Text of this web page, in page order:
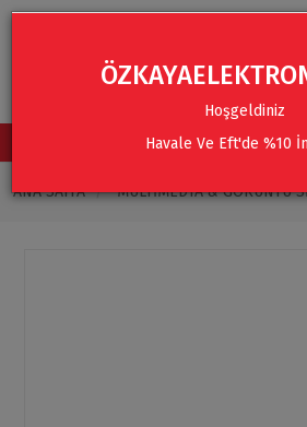
TÜM KATEGORİLER
ANA SAYFA MULTIMEDYA & GÖRÜNTÜ
Hoşgeldiniz
Havale Ve Eft'de %10